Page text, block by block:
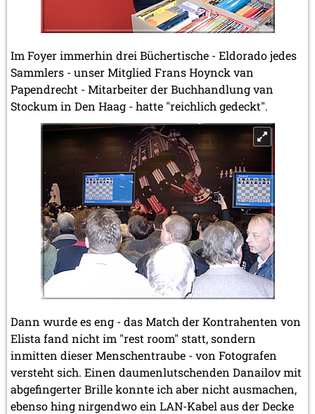
Im Foyer immerhin drei Büchertische - Eldorado jedes
Sammlers - unser Mitglied Frans Hoynck van
Papendrecht - Mitarbeiter der Buchhandlung van
Stockum in Den Haag - hatte "reichlich gedeckt".
Dann wurde es eng - das Match der Kontrahenten von
Elista fand nicht im "rest room" statt, sondern
inmitten dieser Menschentraube - von Fotografen
versteht sich. Einen daumenlutschenden Danailov mit
abgefingerter Brille konnte ich aber nicht ausmachen,
ebenso hing nirgendwo ein LAN-Kabel aus der Decke